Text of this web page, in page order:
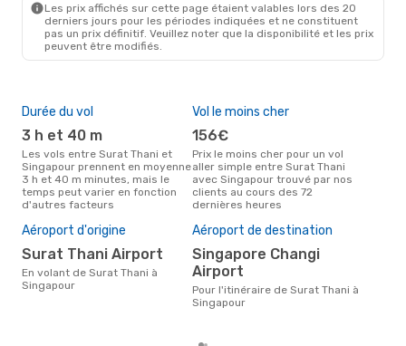
Les prix affichés sur cette page étaient valables lors des 20
derniers jours pour les périodes indiquées et ne constituent
pas un prix définitif. Veuillez noter que la disponibilité et les prix
peuvent être modifiés.
Durée du vol
3 h et 40 m
Les vols entre Surat Thani et
Singapour prennent en moyenne
3 h et 40 m minutes, mais le
temps peut varier en fonction
d'autres facteurs
Vol le moins cher
156€
Prix le moins cher pour un vol
aller simple entre Surat Thani
avec Singapour trouvé par nos
clients au cours des 72
dernières heures
Aéroport d'origine
Surat Thani Airport
En volant de Surat Thani à
Singapour
Aéroport de destination
Singapore Changi
Airport
Pour l'itinéraire de Surat Thani à
Singapour